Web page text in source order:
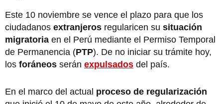
Este 10 noviembre se vence el plazo para que los
ciudadanos extranjeros regularicen su situación
migratoria en el Perú mediante el Permiso Temporal
de Permanencia (PTP). De no iniciar su trámite hoy,
los foráneos serán expulsados del país.
En el marco del actual proceso de regularización